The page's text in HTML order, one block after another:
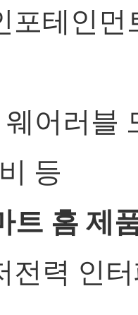
포테인먼
웨어러블
등
트 홈 제
전력 인